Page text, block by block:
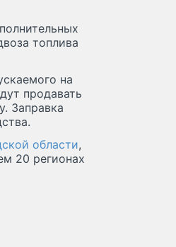
топлива
на
продавать
Заправка
области,
20 регионах